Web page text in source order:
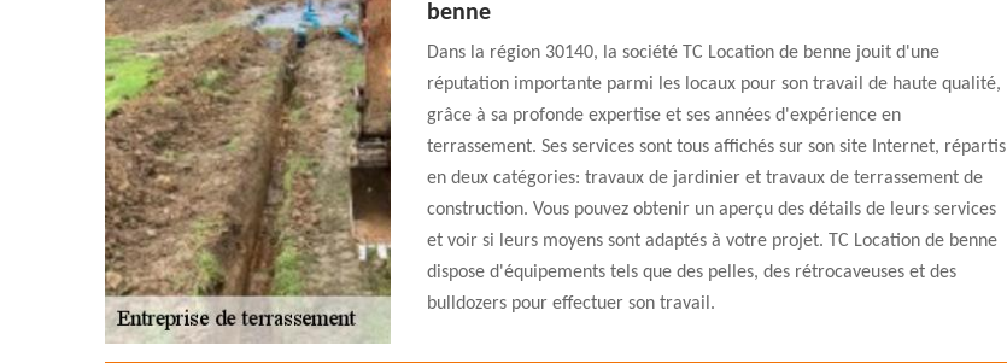
benne
Dans la région 30140, la société TC Location de benne jouit d'une
réputation importante parmi les locaux pour son travail de haute qualité,
grâce à sa profonde expertise et ses années d'expérience en
terrassement. Ses services sont tous affichés sur son site Internet, répartis
en deux catégories: travaux de jardinier et travaux de terrassement de
construction. Vous pouvez obtenir un aperçu des détails de leurs services
et voir si leurs moyens sont adaptés à votre projet. TC Location de benne
dispose d'équipements tels que des pelles, des rétrocaveuses et des
bulldozers pour effectuer son travail.